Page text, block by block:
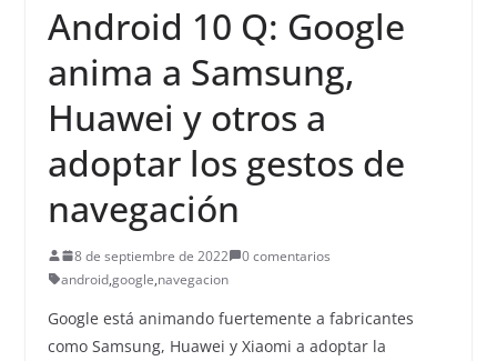
Android 10 Q: Google
anima a Samsung,
Huawei y otros a
adoptar los gestos de
navegación
8 de septiembre de 2022
0 comentarios
android,google,navegacion
Google está animando fuertemente a fabricantes
como Samsung, Huawei y Xiaomi a adoptar la